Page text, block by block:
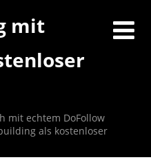
mit
mit echtem DoFollow
als kostenloser